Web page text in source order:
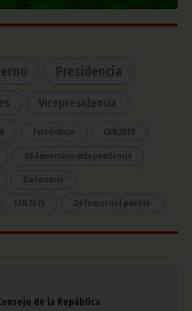
Presidencia
Vicepresidencia
Estadísticas CAN 2015
50 Aniversario Independencia
Bielorrusia
CAN 2025 Defensor del pueblo
de la República